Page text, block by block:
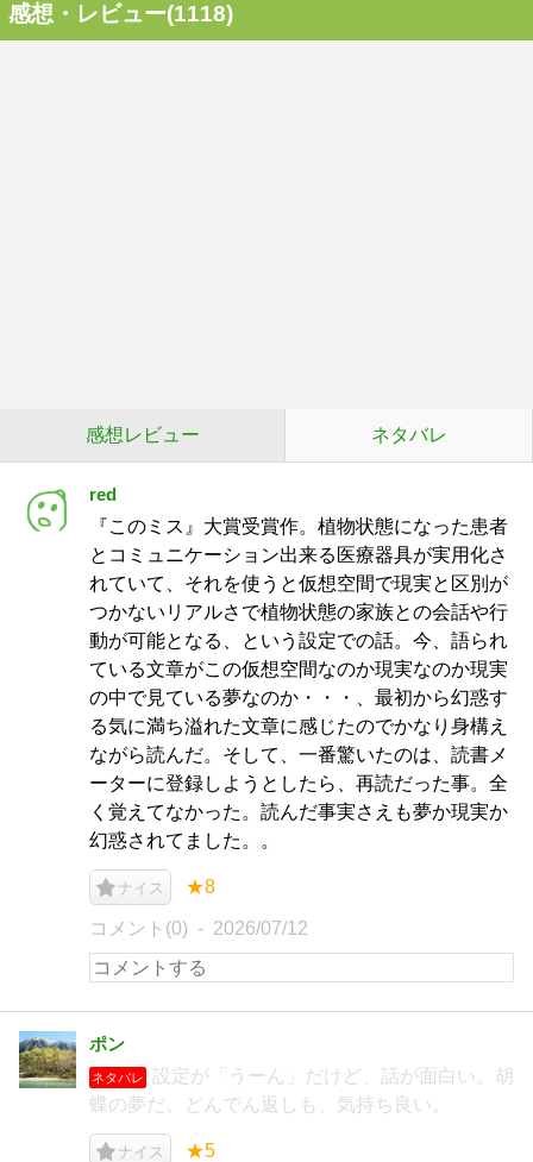
感想・レビュー(1118)
感想レビュー ネタバレ
red
『このミス』大賞受賞作。植物状態になった患者
とコミュニケーション出来る医療器具が実用化さ
れていて、それを使うと仮想空間で現実と区別が
つかないリアルさで植物状態の家族との会話や行
動が可能となる、という設定での話。今、語られ
ている文章がこの仮想空間なのか現実なのか現実
の中で見ている夢なのか・・・、最初から幻惑す
る気に満ち溢れた文章に感じたのでかなり身構え
ながら読んだ。そして、一番驚いたのは、読書メ
ーターに登録しようとしたら、再読だった事。全
く覚えてなかった。読んだ事実さえも夢か現実か
幻惑されてました。。
ナイス ★8
コメント(0) 2026/07/12
ポン
ネタバレ
設定が「うーん」だけど、話が面白い。胡
蝶の夢だ。どんでん返しも、気持ち良い。
ナイス ★5